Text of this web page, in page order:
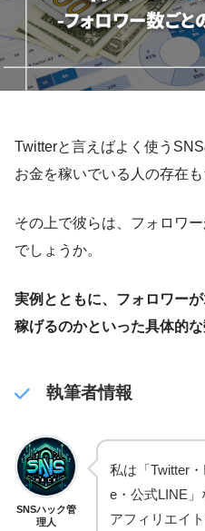
Twitterと言えばよく使う
お金を稼いでいる人の存在
その上で彼らは、フォロワ
でしょうか。
実例とともに、フォロワー
稼げるのかといった具体的な
執筆者情報
SNSハック管
理人
私は「Twitter
e・公式LINE」
アフィリエイ